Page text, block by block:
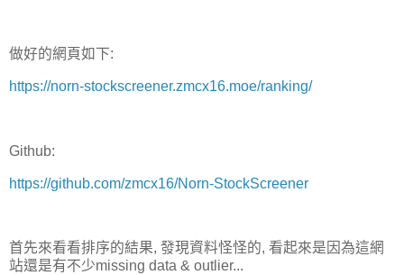
做好的網頁如下:
https://norn-stockscreener.zmcx16.moe/ranking/
Github:
https://github.com/zmcx16/Norn-StockScreener
首先來看看排序的結果, 發現資料怪怪的, 看起來是因為這網
站還是有不少missing data & outlier...